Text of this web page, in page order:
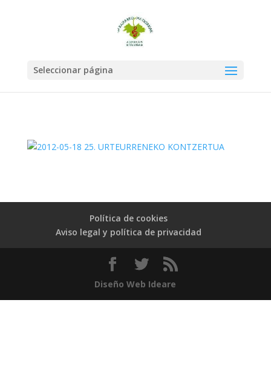
Seleccionar página
Política de cookies
Aviso legal y política de privacidad
Diseño Web Ideare